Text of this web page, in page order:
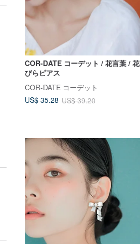
COR-DATE コーデット / 花言葉 / 花
びらピアス
COR-DATE コーデット
US$ 35.28 US$ 39.20